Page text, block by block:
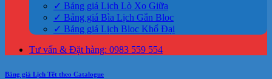
✓ Bảng giá Lịch Lò Xo Giữa
✓ Bảng giá Bìa Lịch Gắn Bloc
✓ Bảng giá Lịch Bloc Khổ Đại
Tư vấn & Đặt hàng: 0983 559 554
Bảng giá Lịch Tết theo Catalogue